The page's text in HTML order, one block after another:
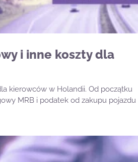
i inne koszty dla
kierowców w Holandii. Od początku
MRB i podatek od zakupu pojazdu